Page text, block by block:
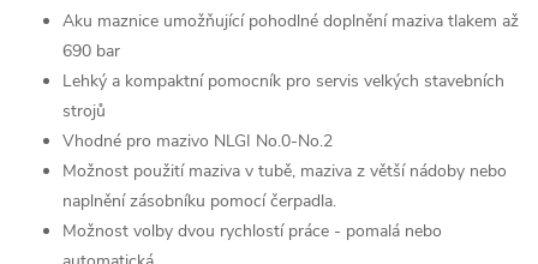
Aku maznice umožňující pohodlné doplnění maziva tlakem až
690 bar
Lehký a kompaktní pomocník pro servis velkých stavebních
strojů
Vhodné pro mazivo NLGI No.0-No.2
Možnost použití maziva v tubě, maziva z větší nádoby nebo
naplnění zásobníku pomocí čerpadla.
Možnost volby dvou rychlostí práce - pomalá nebo